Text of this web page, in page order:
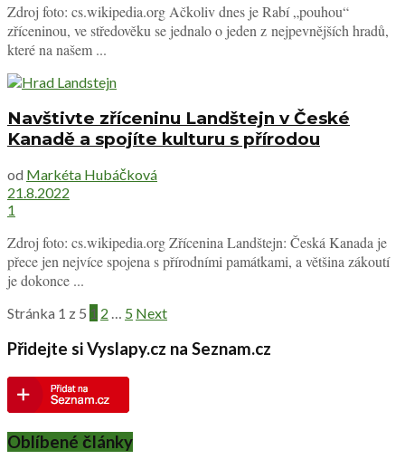
Zdroj foto: cs.wikipedia.org Ačkoliv dnes je Rabí „pouhou“
zříceninou, ve středověku se jednalo o jeden z nejpevnějších hradů,
které na našem ...
Navštivte zříceninu Landštejn v České
Kanadě a spojíte kulturu s přírodou
od Markéta Hubáčková
21.8.2022
1
Zdroj foto: cs.wikipedia.org Zřícenina Landštejn: Česká Kanada je
přece jen nejvíce spojena s přírodními památkami, a většina zákoutí
je dokonce ...
Stránka 1 z 5 1 2 … 5 Next
Přidejte si Vyslapy.cz na Seznam.cz
Oblíbené články